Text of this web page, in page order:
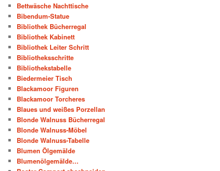
Bettwäsche Nachttische
Bibendum-Statue
Bibliothek Bücherregal
Bibliothek Kabinett
Bibliothek Leiter Schritt
Bibliotheksschritte
Bibliothekstabelle
Biedermeier Tisch
Blackamoor Figuren
Blackamoor Torcheres
Blaues und weißes Porzellan
Blonde Walnuss Bücherregal
Blonde Walnuss-Möbel
Blonde Walnuss-Tabelle
Blumen Ölgemälde
Blumenölgemälde…